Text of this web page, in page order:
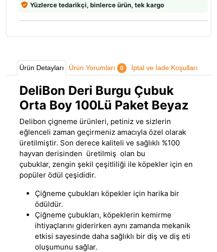
Yüzlerce tedarikçi, binlerce ürün, tek kargo
Ürün Detayları Ürün Yorumları 0 İptal ve İade Koşulları
DeliBon Deri Burgu Çubuk
Orta Boy 100Lü Paket Beyaz
Delibon çigneme ürünleri, petiniz ve sizlerin
eğlenceli zaman geçirmeniz amacıyla özel olarak
üretilmiştir. Son derece kaliteli ve sağlıklı %100
hayvan derisinden üretilmiş olan bu
çubuklar, zengin şekil çeşitliliği ile köpekler için en
popüler ödül çeşididir.
Çiğneme çubukları köpekler için harika bir
ödüldür.
Çiğneme çubukları, köpeklerin kemirme
ihtiyaçlarını giderirken aynı zamanda mekanik
etkisi sayesinde daha sağlıklı bir diş ve diş eti
oluşumunu sağlar.